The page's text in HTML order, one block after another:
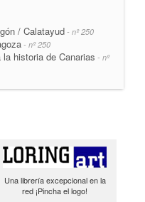
/ Calatayud - nº 250
- nº 250
historia de Canarias - nº
Una librería excepcional en la
red ¡Pincha el logo!